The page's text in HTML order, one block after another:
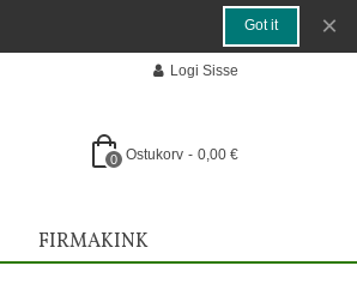
Got it ×
Logi Sisse
0 Ostukorv - 0,00 €
FIRMAKINK